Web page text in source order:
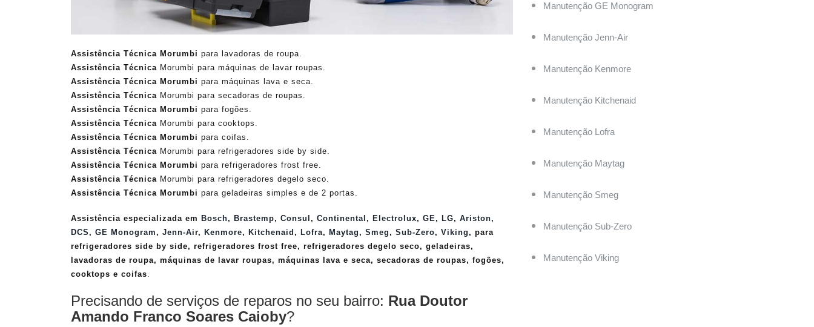
Assistência Técnica Morumbi para lavadoras de roupa.
Assistência Técnica Morumbi para máquinas de lavar roupas.
Assistência Técnica Morumbi para máquinas lava e seca.
Assistência Técnica Morumbi para secadoras de roupas.
Assistência Técnica Morumbi para fogões.
Assistência Técnica Morumbi para cooktops.
Assistência Técnica Morumbi para coifas.
Assistência Técnica Morumbi para refrigeradores side by side.
Assistência Técnica Morumbi para refrigeradores frost free.
Assistência Técnica Morumbi para refrigeradores degelo seco.
Assistência Técnica Morumbi para geladeiras simples e de 2 portas.
Assistência especializada em Bosch, Brastemp, Consul , Continental , Electrolux, GE, LG, Ariston,
DCS , GE Monogram , Jenn-Air, Kenmore, Kitchenaid , Lofra, Maytag , Smeg , Sub-Zero, Viking , para
refrigeradores side by side, refrigeradores frost free, refrigeradores degelo seco, geladeiras,
lavadoras de roupa, máquinas de lavar roupas, máquinas lava e seca, secadoras de roupas, fogões,
cooktops e coifas.
Precisando de serviços de reparos no seu bairro: Rua Doutor
Amando Franco Soares Caioby?
Manutenção GE Monogram
Manutenção Jenn-Air
Manutenção Kenmore
Manutenção Kitchenaid
Manutenção Lofra
Manutenção Maytag
Manutenção Smeg
Manutenção Sub-Zero
Manutenção Viking